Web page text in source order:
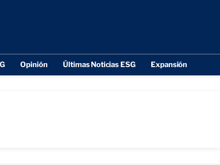
Opinión Últimas Noticias ESG Expansión